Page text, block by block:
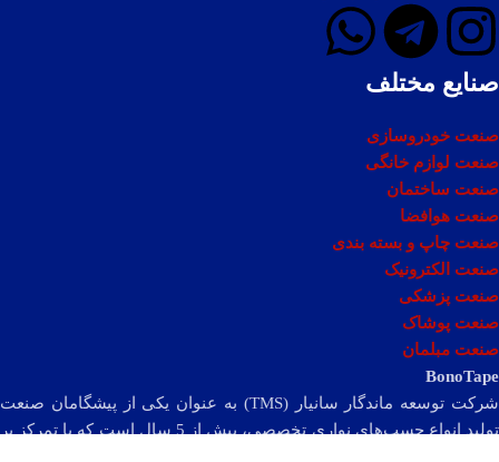
صنایع مختلف
صنعت خودروسازی
صنعت لوازم خانگی
صنعت ساختمان
صنعت هوافضا
صنعت چاپ و بسته بندی
صنعت الکترونیک
صنعت پزشکی
صنعت پوشاک
صنعت مبلمان
BonoTape
شرکت توسعه ماندگار سانیار (TMS) به عنوان یکی از پیشگامان صنعت
تولید انواع چسب‌های نواری تخصصی، بیش از 5 سال است که با تمرکز بر